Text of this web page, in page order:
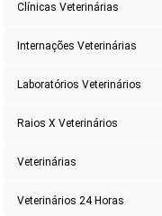
Clínicas Veterinárias
Internações Veterinárias
Laboratórios Veterinários
Raios X Veterinários
Veterinárias
Veterinários 24 Horas